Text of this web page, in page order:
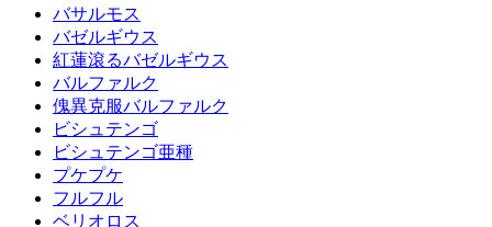
バサルモス
バゼルギウス
紅蓮滾るバゼルギウス
バルファルク
傀異克服バルファルク
ビシュテンゴ
ビシュテンゴ亜種
プケプケ
フルフル
ベリオロス